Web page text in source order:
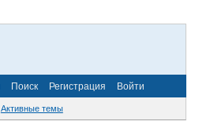
Поиск Регистрация Войти
Активные темы